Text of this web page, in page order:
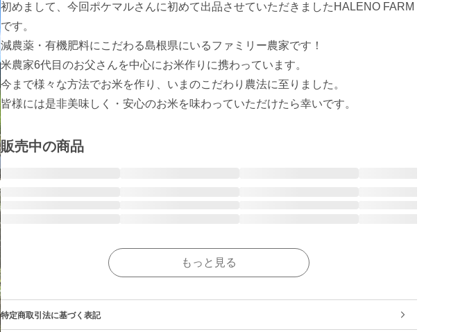
初めまして、今回ポケマルさんに初めて出品させていただきましたHALENO FARM
です。
減農薬・有機肥料にこだわる島根県にいるファミリー農家です！
米農家6代目のお父さんを中心にお米作りに携わっています。
今まで様々な方法でお米を作り、いまのこだわり農法に至りました。
皆様には是非美味しく・安心のお米を味わっていただけたら幸いです。
販売中の商品
もっと見る
特定商取引法に基づく表記